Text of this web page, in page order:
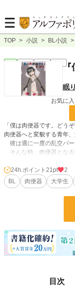
TOP > 小説 > BL小説 >
完結 長編 『
眠
お気に
「僕は肉便器です。どう
肉便器へと変貌する青年、
彼は週に一度の乱交パー
そんな時、肉便器とな
便器でなければ射精が出
むが……。
表紙イラストを描いてい
イラスト：右京 梓様
小説 26,500 位 /
24h.ポイント 21pt
2
BL
肉便器 大学生
目次